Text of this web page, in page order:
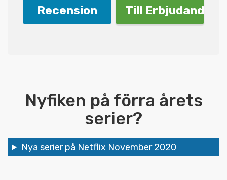
Recension Till Erbjudande!
Nyfiken på förra årets
serier?
Nya serier på Netflix November 2020